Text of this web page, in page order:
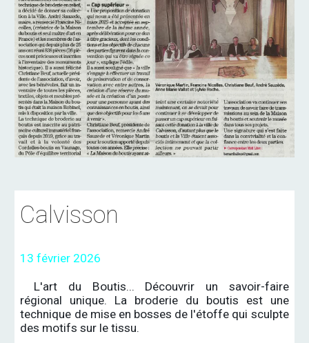
Calvisson
13 février 2026
L'art du Boutis... Découvrir un savoir-faire
régional unique. La broderie du boutis est une
technique de mise en bosses de l'étoffe qui sculpte
des motifs sur le tissu.